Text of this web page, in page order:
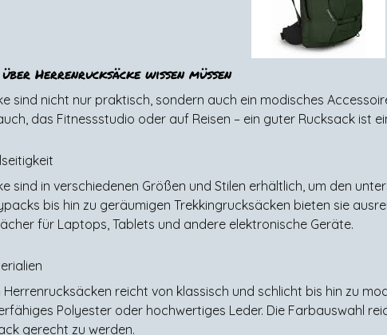
Herrenrucksäcke wissen müssen
sind nicht nur praktisch, sondern auch ein modisches
das Fitnessstudio oder auf Reisen – ein guter Rucksack ist
sind in verschiedenen Größen und Stilen erhältlich, um den
bis hin zu geräumigen Trekkingrucksäcken bieten sie
für Laptops, Tablets und andere elektronische Geräte.
Herrenrucksäcken reicht von klassisch und schlicht bis hin zu
Polyester oder hochwertiges Leder. Die Farbauswahl
gerecht zu werden.